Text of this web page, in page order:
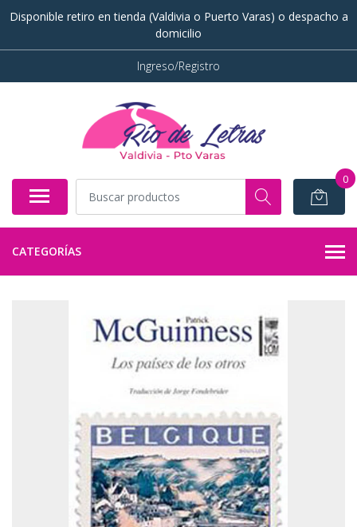
Disponible retiro en tienda (Valdivia o Puerto Varas) o despacho a
domicilio
Ingreso/Registro
0
CATEGORÍAS